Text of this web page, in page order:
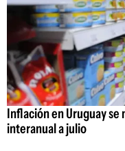
Inflación en Uruguay se
interanual a julio